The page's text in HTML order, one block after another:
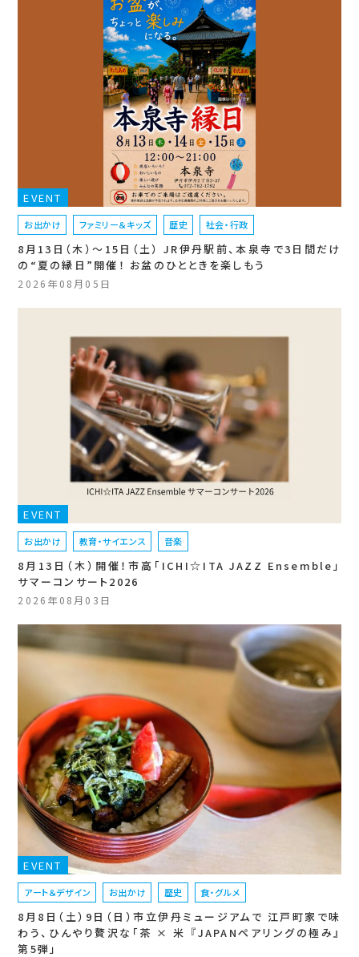
EVENT
お出かけ ファミリー＆キッズ 歴史 社会・行政
8月13日（木）〜15日（土） JR伊丹駅前、本泉寺で3日間だけ
の“夏の縁日”開催！ お盆のひとときを楽しもう
2026年08月05日
EVENT
お出かけ 教育・サイエンス 音楽
8月13日（木）開催！市高「ICHI☆ITA JAZZ Ensemble」
サマーコンサート2026
2026年08月03日
EVENT
アート＆デザイン お出かけ 歴史 食・グルメ
8月8日（土）9日（日）市立伊丹ミュージアムで 江戸町家で味
わう、ひんやり贅沢な「茶 × 米 『JAPANペアリングの極み』
第5弾」